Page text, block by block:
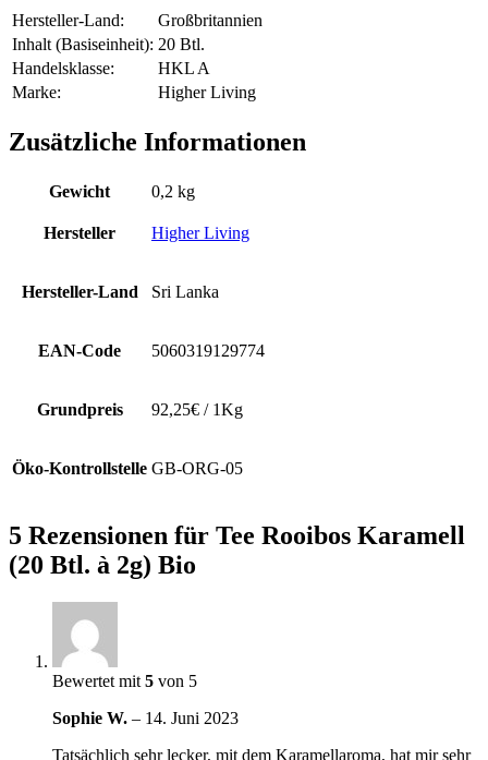
Hersteller-Land:
Großbritannien
Inhalt (Basiseinheit): 20 Btl.
Handelsklasse:
HKL A
Marke:
Higher Living
Zusätzliche Informationen
Gewicht 0,2 kg
Hersteller Higher Living
Hersteller-Land Sri Lanka
EAN-Code 5060319129774
Grundpreis 92,25€ / 1Kg
Öko-Kontrollstelle GB-ORG-05
5 Rezensionen für Tee Rooibos Karamell
(20 Btl. à 2g) Bio
Bewertet mit 5 von 5
Sophie W. – 14. Juni 2023
Tatsächlich sehr lecker, mit dem Karamellaroma, hat mir sehr